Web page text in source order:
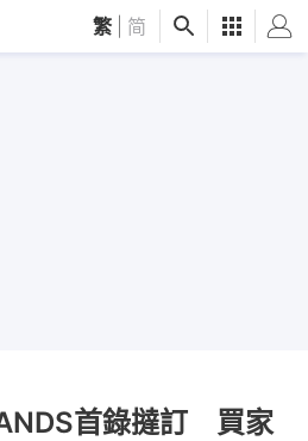
繁 简
首錄撻訂 買家